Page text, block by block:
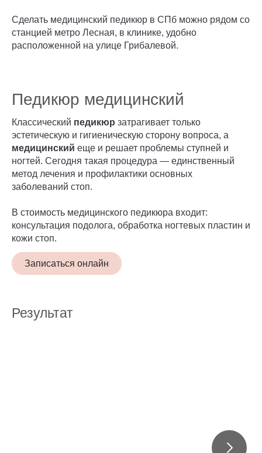
Сделать медицинский педикюр в СПб можно рядом со
станцией метро Лесная, в клинике, удобно
расположенной на улице Грибалевой.
Педикюр медицинский
Классический педикюр затрагивает только
эстетическую и гигиеническую сторону вопроса, а
медицинский еще и решает проблемы ступней и
ногтей. Сегодня такая процедура — единственный
метод лечения и профилактики основных
заболеваний стоп.
В стоимость медицинского педикюра входит:
консультация подолога, обработка ногтевых пластин и
кожи стоп.
Записаться онлайн
Результат